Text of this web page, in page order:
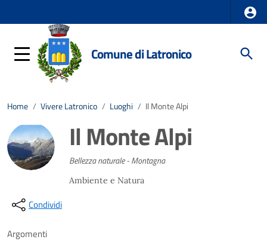
Comune di Latronico
Home / Vivere Latronico / Luoghi / Il Monte Alpi
Il Monte Alpi
Bellezza naturale - Montagna
Ambiente e Natura
Condividi
Argomenti